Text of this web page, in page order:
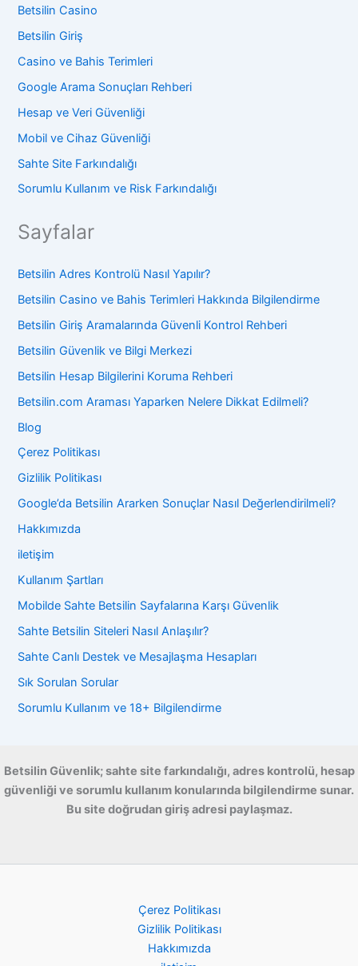
Betsilin Casino
Betsilin Giriş
Casino ve Bahis Terimleri
Google Arama Sonuçları Rehberi
Hesap ve Veri Güvenliği
Mobil ve Cihaz Güvenliği
Sahte Site Farkındalığı
Sorumlu Kullanım ve Risk Farkındalığı
Sayfalar
Betsilin Adres Kontrolü Nasıl Yapılır?
Betsilin Casino ve Bahis Terimleri Hakkında Bilgilendirme
Betsilin Giriş Aramalarında Güvenli Kontrol Rehberi
Betsilin Güvenlik ve Bilgi Merkezi
Betsilin Hesap Bilgilerini Koruma Rehberi
Betsilin.com Araması Yaparken Nelere Dikkat Edilmeli?
Blog
Çerez Politikası
Gizlilik Politikası
Google’da Betsilin Ararken Sonuçlar Nasıl Değerlendirilmeli?
Hakkımızda
iletişim
Kullanım Şartları
Mobilde Sahte Betsilin Sayfalarına Karşı Güvenlik
Sahte Betsilin Siteleri Nasıl Anlaşılır?
Sahte Canlı Destek ve Mesajlaşma Hesapları
Sık Sorulan Sorular
Sorumlu Kullanım ve 18+ Bilgilendirme
Betsilin Güvenlik; sahte site farkındalığı, adres kontrolü, hesap
güvenliği ve sorumlu kullanım konularında bilgilendirme sunar.
Bu site doğrudan giriş adresi paylaşmaz.
Çerez Politikası
Gizlilik Politikası
Hakkımızda